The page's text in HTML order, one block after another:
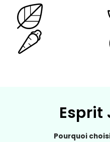
Esprit
Pourquoi